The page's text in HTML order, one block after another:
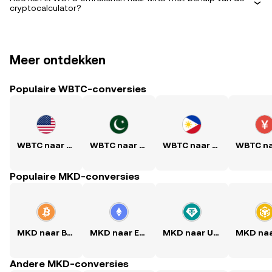
cryptocalculator?
Meer ontdekken
Populaire WBTC-conversies
WBTC naar USD WBTC naar PKR WBTC naar PHP
Populaire MKD-conversies
MKD naar BTC MKD naar ETH MKD naar USDT
Andere MKD-conversies